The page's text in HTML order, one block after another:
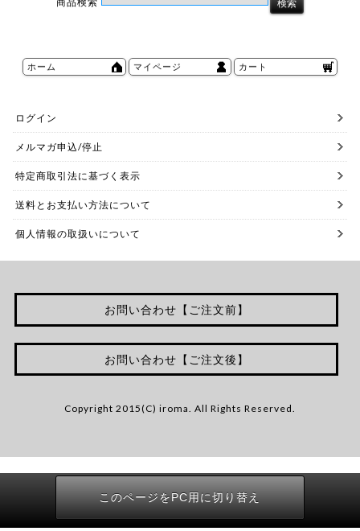
ホーム マイページ カート
ログイン
メルマガ申込/停止
特定商取引法に基づく表示
送料とお支払い方法について
個人情報の取扱いについて
お問い合わせ【ご注文前】
お問い合わせ【ご注文後】
Copyright 2015(C) iroma. All Rights Reserved.
このページをPC用に切り替え